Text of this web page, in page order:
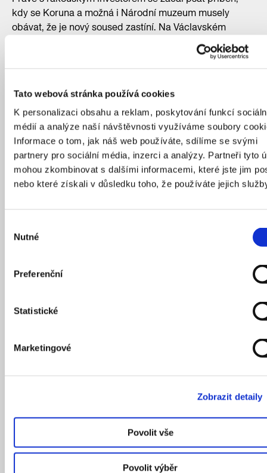
Tato webová stránka používá cookies
K personalizaci obsahu a reklam, poskytování funkcí
médií a analýze naší návštěvnosti využíváme soubory
Informace o tom, jak náš web používáte, sdílíme se svými
partnery pro sociální média, inzerci a analýzy. Partneři tyto
mohou zkombinovat s dalšími informacemi, které jste jim
nebo které získali v důsledku toho, že používáte jejich
souhlasu
Nutné
Preferenční
Statistické
Marketingové
Zobrazit detaily
Povolit vše
Povolit výběr
kdy se Koruna a možná i Národní muzeum musely
obávat, že je nový soused zastíní. Na Václavském
z nejkrásnějších se chlubí právě Koruna, další najdeme
dům měl tedy přirozeně také dostat věž, projekt z roku
1997 ale navrhoval výšku 13 pater. Věž by tak „přerostla“
i blízký kostel Panny Marie Sněžné. Protože by navíc šlo
o důležitý precedent zacházení s pražskou památkovou
rezervací, rozhořely se velké diskuze.
protějšek věže historické Koruny, spodní patra se skrývají pod
Autor: Matouš Pudil
Šťastný konec dlouhého čekání